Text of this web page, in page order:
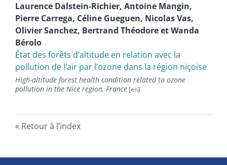
Laurence Dalstein-Richier, Antoine Mangin,
Pierre Carrega, Céline Gueguen, NicolasVas,
OlivierSanchez, Bertrand ThéodoreetWanda
Bérolo
État des forêts d’altitude en relation avec la
pollution de l’air par l’ozone dans la région niçoise
High-altitude forest health condition related to ozone
pollution in the Nice region, France
Retour à l’index